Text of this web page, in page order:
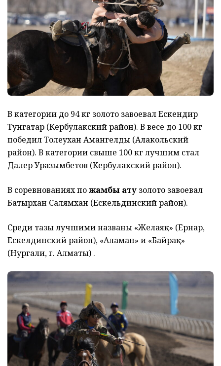
В категории до 94 кг золото завоевал Ескендир
Тунгатар (Кербулакский район). В весе до 100 кг
победил Толеухан Амангелды (Алакольский
район). В категории свыше 100 кг лучшим стал
Далер Уразымбетов (Кербулакский район).
В соревнованиях пожамбы ату золото завоевал
Батырхан Салямхан (Ескельдинский район).
Среди тазы лучшими названы «Желаяқ» (Ернар,
Ескелдинский район), «Аламан» и «Байрақ»
(Нургали, г. Алматы) .